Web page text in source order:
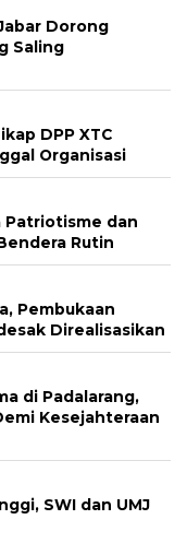
Dorong
Saling
DPP XTC
Organisasi
Patriotisme dan
Rutin
Pembukaan
Direalisasikan
di Padalarang,
Kesejahteraan
SWI dan UMJ